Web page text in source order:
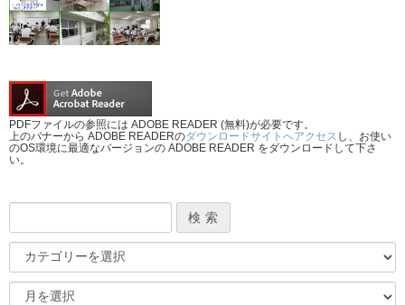
PDFファイルの参照には ADOBE READER (無料)が必要です。
上のバナーから ADOBE READERのダウンロードサイトへアクセス し、お使い
のOS環境に最適なバージョンの ADOBE READER をダウンロードして下さ
い。